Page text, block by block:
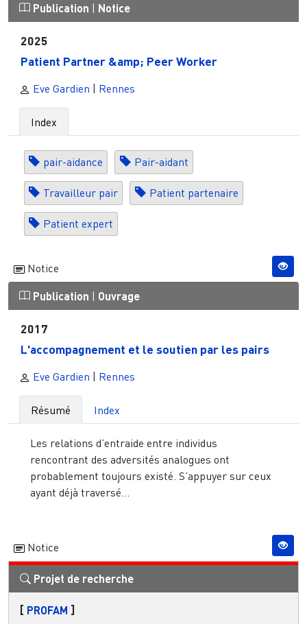
Publication | Notice
2025
Patient Partner &amp; Peer Worker
Eve Gardien | Rennes
Index
pair-aidance Pair-aidant
Travailleur pair Patient partenaire
Patient expert
Notice
Publication | Ouvrage
2017
L'accompagnement et le soutien par les pairs
Eve Gardien | Rennes
Résumé Index
Les relations d’entraide entre individus
rencontrant des adversités analogues ont
probablement toujours existé. S’appuyer sur ceux
ayant déjà traversé...
Notice
Projet de recherche
[ PROFAM ]